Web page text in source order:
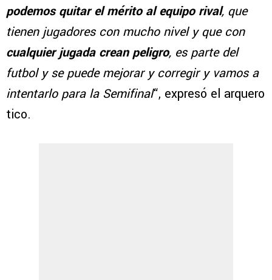
podemos quitar el mérito al equipo rival, que
tienen jugadores con mucho nivel y que con
cualquier jugada crean peligro, es parte del
futbol y se puede mejorar y corregir y vamos a
intentarlo para la Semifinal“, expresó el arquero
tico.